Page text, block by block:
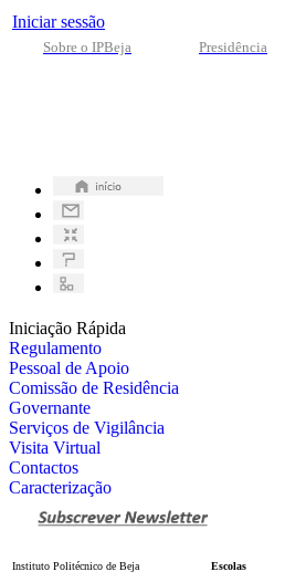
Iniciar sessão
Sobre o IPBeja Presidência
Iniciação Rápida
Regulamento
Pessoal de Apoio
Comissão de Residência
Governante
Serviços de Vigilância
Visita Virtual
Contactos
Caracterização
Instituto Politécnico de Beja
Escolas